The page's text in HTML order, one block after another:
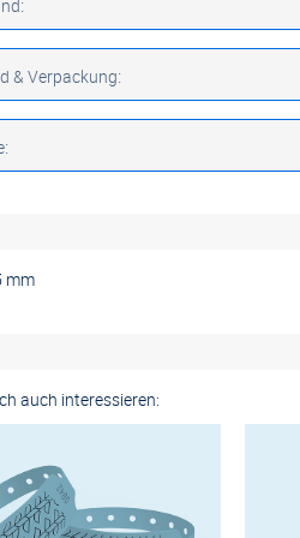
& Verpackung:
Österreich und sonstige EU-
Schweiz
:
mm
auch interessieren: